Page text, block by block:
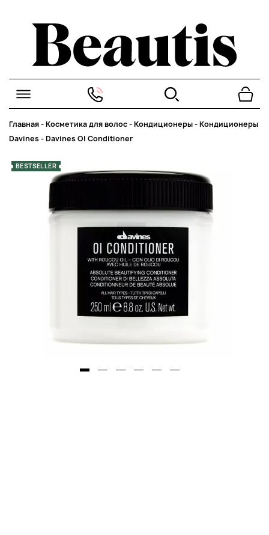
Главная-Косметика для волос-Кондиционеры-Кондиционеры
Davines-Davines OI Conditioner
BESTSELLER